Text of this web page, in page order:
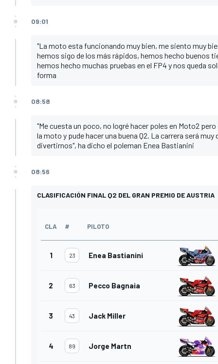
09:01
"La moto esta funcionando muy bien, me siento muy
hemos sigo de los más rápidos, hemos hecho buenos
hemos hecho muchas pruebas en el FP4 y nos queda
forma
08:58
"Me cuesta un poco, no logré hacer poles en Moto2
la moto y pude hacer una buena Q2. La carrera será
divertirnos", ha dicho el poleman Enea Bastianini
08:56
CLASIFICACIÓN FINAL Q2 DEL GRAN PREMIO DE AUSTRIA
CLA # PILOTO
1 23 Enea Bastianini
2 63 Pecco Bagnaia
3 43 Jack Miller
4 89 Jorge Martn